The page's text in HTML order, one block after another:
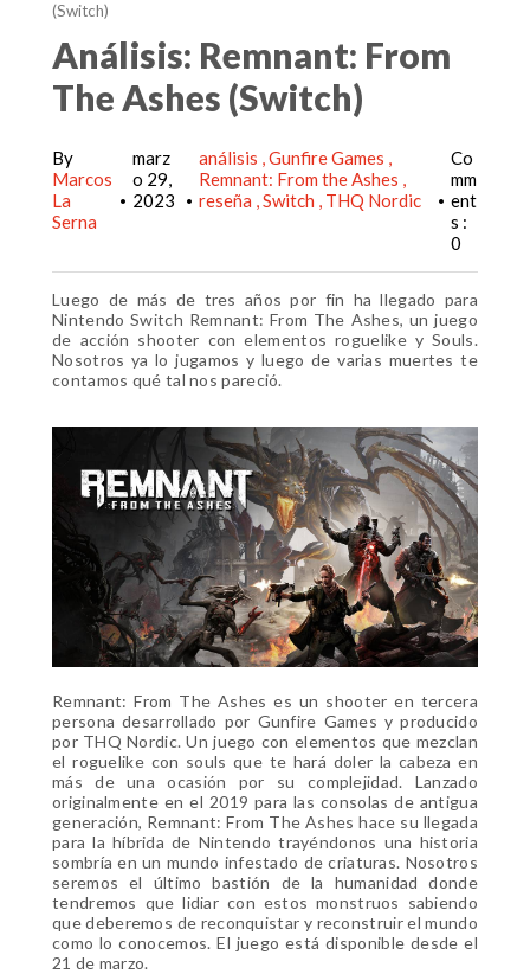
(Switch)
Análisis: Remnant: From
The Ashes (Switch)
By
Marcos
La
Serna
•
marz
o 29,
2023
•
análisis Gunfire Games
Remnant: From the Ashes
reseña Switch THQ Nordic •
Co
mm
ent
s :
0
Luego de más de tres años por fin ha llegado para
Nintendo Switch Remnant: From The Ashes, un juego
de acción shooter con elementos roguelike y Souls.
Nosotros ya lo jugamos y luego de varias muertes te
contamos qué tal nos pareció.
Remnant: From The Ashes es un shooter en tercera
persona desarrollado por Gunfire Games y producido
por THQ Nordic. Un juego con elementos que mezclan
el roguelike con souls que te hará doler la cabeza en
más de una ocasión por su complejidad. Lanzado
originalmente en el 2019 para las consolas de antigua
generación, Remnant: From The Ashes hace su llegada
para la híbrida de Nintendo trayéndonos una historia
sombría en un mundo infestado de criaturas. Nosotros
seremos el último bastión de la humanidad donde
tendremos que lidiar con estos monstruos sabiendo
que deberemos de reconquistar y reconstruir el mundo
como lo conocemos. El juego está disponible desde el
21 de marzo.